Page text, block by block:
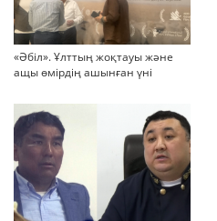
«Әбіл». Ұлттың жоқтауы және
ащы өмірдің ашынған үні